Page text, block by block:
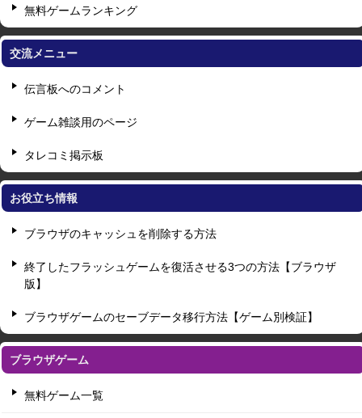
無料ゲームランキング
交流メニュー
伝言板へのコメント
ゲーム雑談用のページ
タレコミ掲示板
お役立ち情報
ブラウザのキャッシュを削除する方法
終了したフラッシュゲームを復活させる3つの方法【ブラウザ
版】
ブラウザゲームのセーブデータ移行方法【ゲーム別検証】
ブラウザゲーム
無料ゲーム一覧